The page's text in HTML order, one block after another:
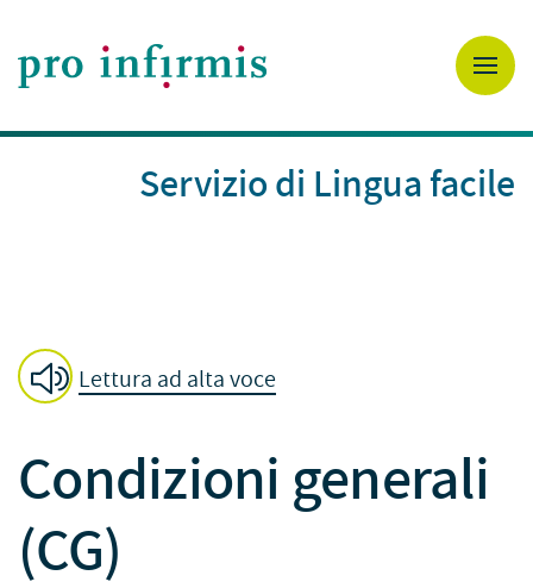
Servizio di Lingua facile
Lettura ad alta voce
Condizioni generali
(CG)